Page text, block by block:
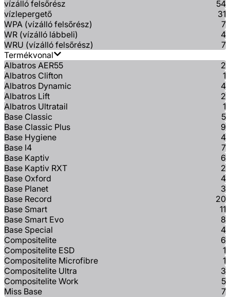
vízálló felsőrész
54
vízlepergető
31
WPA (vízálló felsőrész)
7
WR (vízálló lábbeli)
4
WRU (vízálló felsőrész)
7
Termékvonal
Albatros AER55
2
Albatros Clifton
1
Albatros Dynamic
4
Albatros Lift
2
Albatros Ultratail
1
Base Classic
5
Base Classic Plus
9
Base Hygiene
4
Base I4
7
Base Kaptiv
6
Base Kaptiv RXT
2
Base Oxford
4
Base Planet
3
Base Record
20
Base Smart
11
Base Smart Evo
8
Base Special
4
Compositelite
6
Compositelite ESD
1
Compositelite Microfibre
1
Compositelite Ultra
3
Compositelite Work
5
Miss Base
7